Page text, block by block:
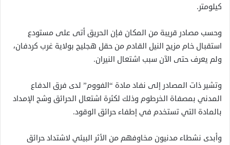
كيلومتر.
وحسب مصادر قريبة من المكان فإن الحريق أتى على مستودع
استقبال خام مزيج النيل القادم من حقل هجليج بولاية غرب كردفان،
ولم يعرف حتى الآن سبب اشتعال النيران.
وتشير ذات المصادر إلى نفاد مادة “الفووم” لدى فرق الدفاع
المدني بمصفاة الخرطوم وذلك لكثرة اشتعال الحرائق وشح الإمداد
بالمادة التي تستخدم في إطفاء حرائق الوقود.
وأبدى نشطاء مدنيون مخاوفهم من الأثر البيئي لاشتداد حرائق